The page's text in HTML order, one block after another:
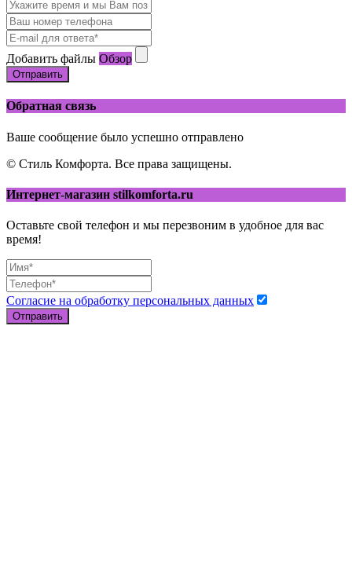
Добавить файлы Обзор
Отправить
Обратная связь
Ваше сообщение было успешно отправлено
© Стиль Комфорта. Все права защищены.
Интернет-магазин stilkomforta.ru
Оставьте свой телефон и мы перезвоним в удобное для вас
время!
Согласие на обработку персональных данных
Отправить